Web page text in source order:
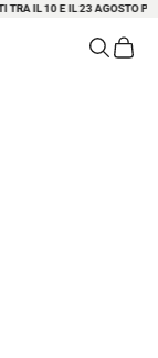
IL 10 E IL 23 AGOSTO
Ricerca